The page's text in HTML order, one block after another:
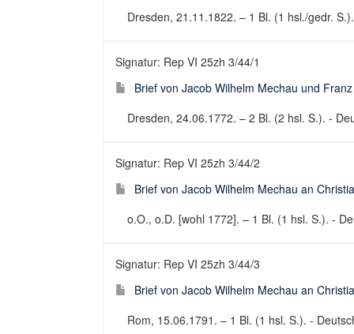
Dresden, 21.11.1822. – 1 Bl. (1 hsl./gedr.
Signatur: Rep VI 25zh 3/44/1
Brief von Jacob Wilhelm Mechau und
Dresden, 24.06.1772. – 2 Bl. (2 hsl. S.). -
Signatur: Rep VI 25zh 3/44/2
Brief von Jacob Wilhelm Mechau an
o.O., o.D. [wohl 1772]. – 1 Bl. (1 hsl. S.). -
Signatur: Rep VI 25zh 3/44/3
Brief von Jacob Wilhelm Mechau an
Rom, 15.06.1791. – 1 Bl. (1 hsl. S.). -